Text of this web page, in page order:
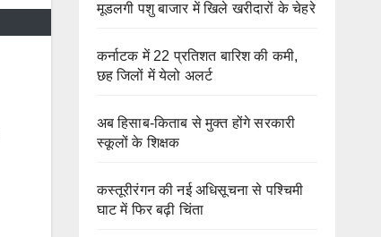
मूडलगी पशु बाजार में खिले खरीदारों के चेहरे
कर्नाटक में 22 प्रतिशत बारिश की कमी,
छह जिलों में येलो अलर्ट
अब हिसाब-किताब से मुक्त होंगे सरकारी
स्कूलों के शिक्षक
कस्तूरीरंगन की नई अधिसूचना से पश्चिमी
घाट में फिर बढ़ी चिंता